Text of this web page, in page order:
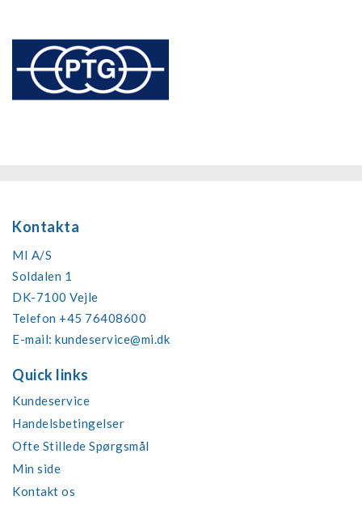
Kontakta
MI A/S
Soldalen 1
DK-7100 Vejle
Telefon +45 76408600
E-mail: kundeservice@mi.dk
Quick links
Kundeservice
Handelsbetingelser
Ofte Stillede Spørgsmål
Min side
Kontakt os